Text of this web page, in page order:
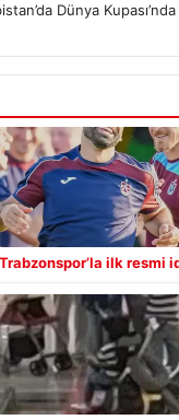
Dünya
ilk resmi